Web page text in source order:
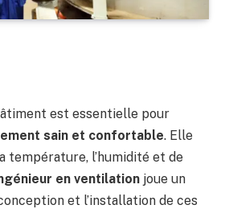
est essentielle pour
sain et confortable. Elle
température, l’humidité et de
en ventilation joue un
et l’installation de ces